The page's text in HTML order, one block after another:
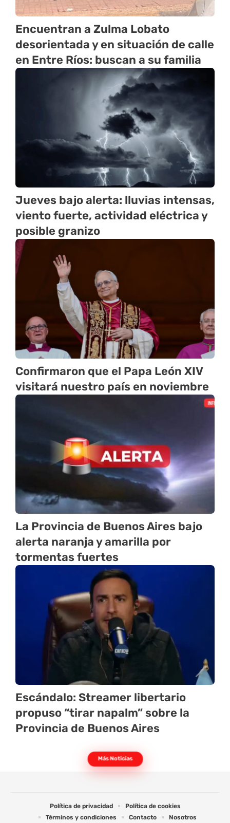
Encuentran a Zulma Lobato
desorientada y en situación de calle
en Entre Ríos: buscan a su familia
Jueves bajo alerta: lluvias intensas,
viento fuerte, actividad eléctrica y
posible granizo
Confirmaron que el Papa León XIV
visitará nuestro país en noviembre
La Provincia de Buenos Aires bajo
alerta naranja y amarilla por
tormentas fuertes
Escándalo: Streamer libertario
propuso “tirar napalm” sobre la
Provincia de Buenos Aires
Más Noticias
Política de privacidad
Política de cookies
Términos y condiciones
Contacto Nosotros